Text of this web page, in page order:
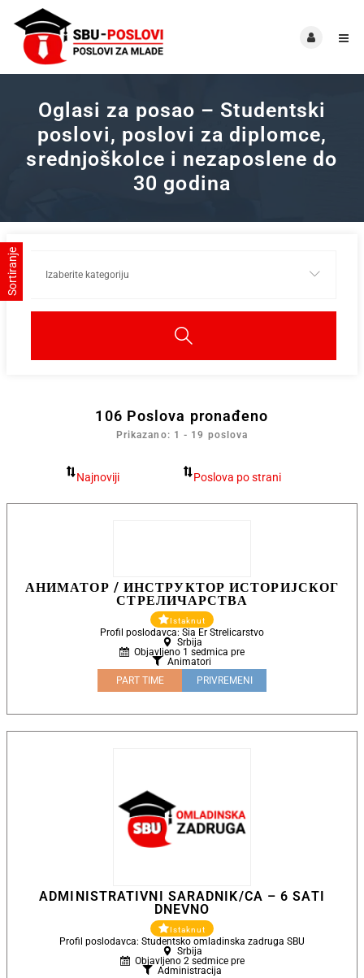
Oglasi za posao – Studentski
poslovi, poslovi za diplomce,
srednjoškolce i nezaposlene do
30 godina
106 Poslova pronađeno
Prikazano: 1 - 19 poslova
АНИМАТОР / ИНСТРУКТОР ИСТОРИЈСКОГ
СТРЕЛИЧАРСТВА
Istaknut
Profil poslodavca: Sia Er Strelicarstvo
Srbija
Objavljeno 1 sedmica pre
Animatori
PART TIME
PRIVREMENI
ADMINISTRATIVNI SARADNIK/CA – 6 SATI
DNEVNO
Istaknut
Profil poslodavca: Studentsko omladinska zadruga SBU
Srbija
Objavljeno 2 sedmice pre
Administracija